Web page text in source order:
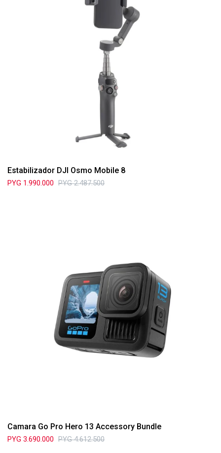
Estabilizador DJI Osmo Mobile 8
PYG 1.990.000 PYG 2.487.500
Camara Go Pro Hero 13 Accessory Bundle
PYG 3.690.000 PYG 4.612.500